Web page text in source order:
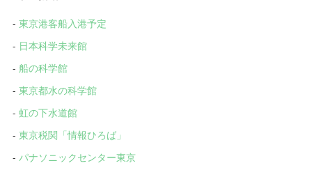
-東京港客船入港予定
- 日本科学未来館
-船の科学館
-東京都水の科学館
-虹の下水道館
-東京税関「情報ひろば」
-パナソニックセンター東京